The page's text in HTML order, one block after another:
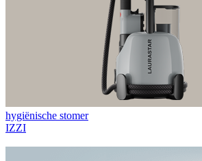
hygiënische stomer
IZZI